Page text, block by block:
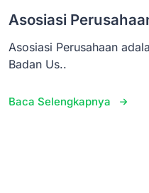
Asosiasi
Asosiasi Perusahaan
Badan Us..
Baca Selengkapnya